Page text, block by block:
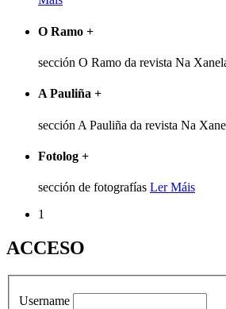
O Ramo +
sección O Ramo da revista Na
A Pauliña +
sección A Pauliña da revista Na
Fotolog +
sección de fotografías Ler Máis
1
ACCESO
Username